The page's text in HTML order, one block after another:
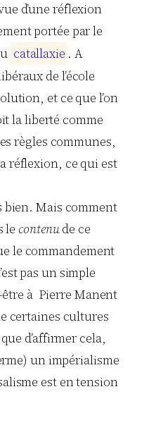
d’une réflexion
portée par le
catallaxie . A
de l’école
et ce que l’on
la liberté comme
règles communes,
réflexion, ce qui est
bien. Mais comment
le contenude ce
le commandement
pas un simple
être à Pierre Manent
certaines cultures
d’affirmer cela,
un impérialisme
est en tension